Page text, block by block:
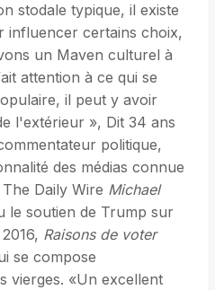
stodale typique, il existe
influencer certains choix,
un Maven culturel à
attention à ce qui se
il peut y avoir
l'extérieur », Dit 34 ans
politique,
des médias connue
Daily Wire Michael
le soutien de Trump sur
Raisons de voter
se compose
vierges. «Un excellent